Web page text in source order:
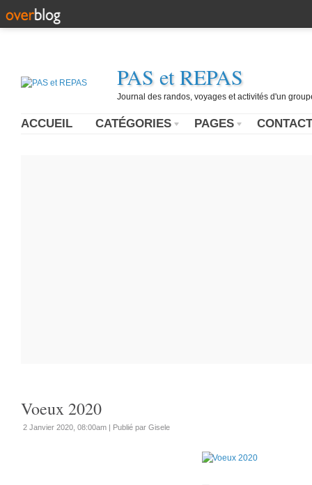
PAS et REPAS
Journal des randos, voyages et activités d'un
ACCUEIL CATÉGORIES PAGES CONTACT
Voeux 2020
2 Janvier 2020, 08:00am | Publié par Gisele